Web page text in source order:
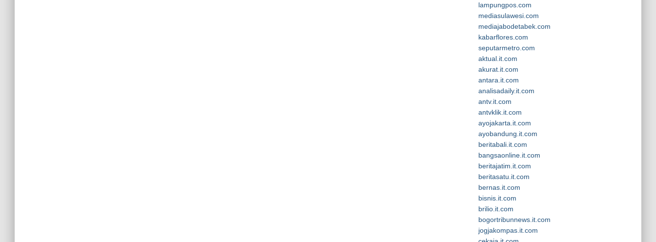
lampungpos.com
mediasulawesi.com
mediajabodetabek.com
kabarflores.com
seputarmetro.com
aktual.it.com
akurat.it.com
antara.it.com
analisadaily.it.com
antv.it.com
antvklik.it.com
ayojakarta.it.com
ayobandung.it.com
beritabali.it.com
bangsaonline.it.com
beritajatim.it.com
beritasatu.it.com
bernas.it.com
bisnis.it.com
brilio.it.com
bogortribunnews.it.com
jogjakompas.it.com